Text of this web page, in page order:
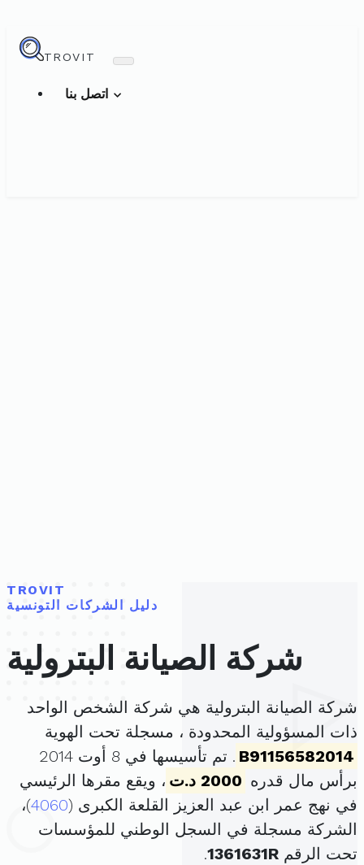
TROVIT
TROVIT
دليل الشركات التونسية
شركة الصيانة البترولية
شركة الصيانة البترولية هي شركة الشخص الواحد
ذات المسؤولية المحدودة ، مسجلة تحت الهوية
B91156582014
. تم تأسيسها في 8 أوت 2014
برأس مال قدره 2000 د.ت
، ويقع مقرها الرئيسي
في نهج عمر ابن عبد العزيز القلعة الكبرى (4060)،
الشركة مسجلة في السجل الوطني للمؤسسات
تحت الرقم 1361631R
.